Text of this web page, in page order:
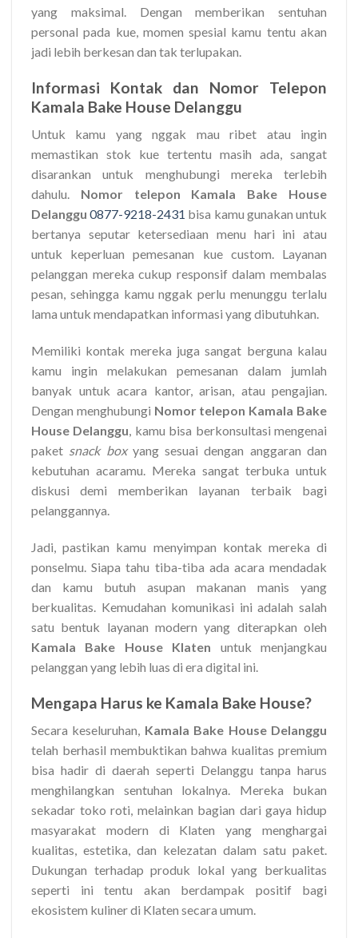
yang maksimal. Dengan memberikan sentuhan
personal pada kue, momen spesial kamu tentu akan
jadi lebih berkesan dan tak terlupakan.
Informasi Kontak dan Nomor Telepon
Kamala Bake House Delanggu
Untuk kamu yang nggak mau ribet atau ingin
memastikan stok kue tertentu masih ada, sangat
disarankan untuk menghubungi mereka terlebih
dahulu. Nomor telepon Kamala Bake House
Delanggu 0877-9218-2431 bisa kamu gunakan untuk
bertanya seputar ketersediaan menu hari ini atau
untuk keperluan pemesanan kue custom. Layanan
pelanggan mereka cukup responsif dalam membalas
pesan, sehingga kamu nggak perlu menunggu terlalu
lama untuk mendapatkan informasi yang dibutuhkan.
Memiliki kontak mereka juga sangat berguna kalau
kamu ingin melakukan pemesanan dalam jumlah
banyak untuk acara kantor, arisan, atau pengajian.
Dengan menghubungi Nomor telepon Kamala Bake
House Delanggu, kamu bisa berkonsultasi mengenai
paket snack boxyang sesuai dengan anggaran dan
kebutuhan acaramu. Mereka sangat terbuka untuk
diskusi demi memberikan layanan terbaik bagi
pelanggannya.
Jadi, pastikan kamu menyimpan kontak mereka di
ponselmu. Siapa tahu tiba-tiba ada acara mendadak
dan kamu butuh asupan makanan manis yang
berkualitas. Kemudahan komunikasi ini adalah salah
satu bentuk layanan modern yang diterapkan oleh
Kamala Bake House Klaten untuk menjangkau
pelanggan yang lebih luas di era digital ini.
Mengapa Harus ke Kamala Bake House?
Secara keseluruhan, Kamala Bake House Delanggu
telah berhasil membuktikan bahwa kualitas premium
bisa hadir di daerah seperti Delanggu tanpa harus
menghilangkan sentuhan lokalnya. Mereka bukan
sekadar toko roti, melainkan bagian dari gaya hidup
masyarakat modern di Klaten yang menghargai
kualitas, estetika, dan kelezatan dalam satu paket.
Dukungan terhadap produk lokal yang berkualitas
seperti ini tentu akan berdampak positif bagi
ekosistem kuliner di Klaten secara umum.